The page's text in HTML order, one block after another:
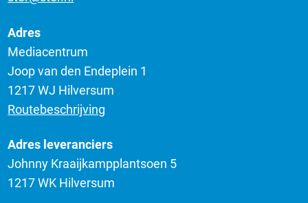
Adres
Mediacentrum
Joop van den Endeplein 1
1217 WJ Hilversum
Routebeschrijving
Adres leveranciers
Johnny Kraaijkampplantsoen 5
1217 WK Hilversum